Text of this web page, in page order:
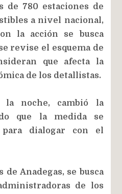
de 780 estaciones de
a nivel nacional,
la acción se busca
revise el esquema de
que afecta la
de los detallistas.
la noche, cambió la
que la medida se
dialogar con el
Anadegas, se busca
de los